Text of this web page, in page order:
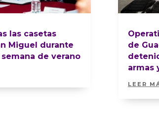
las casetas
Miguel durante
de verano
de
armas
LEER